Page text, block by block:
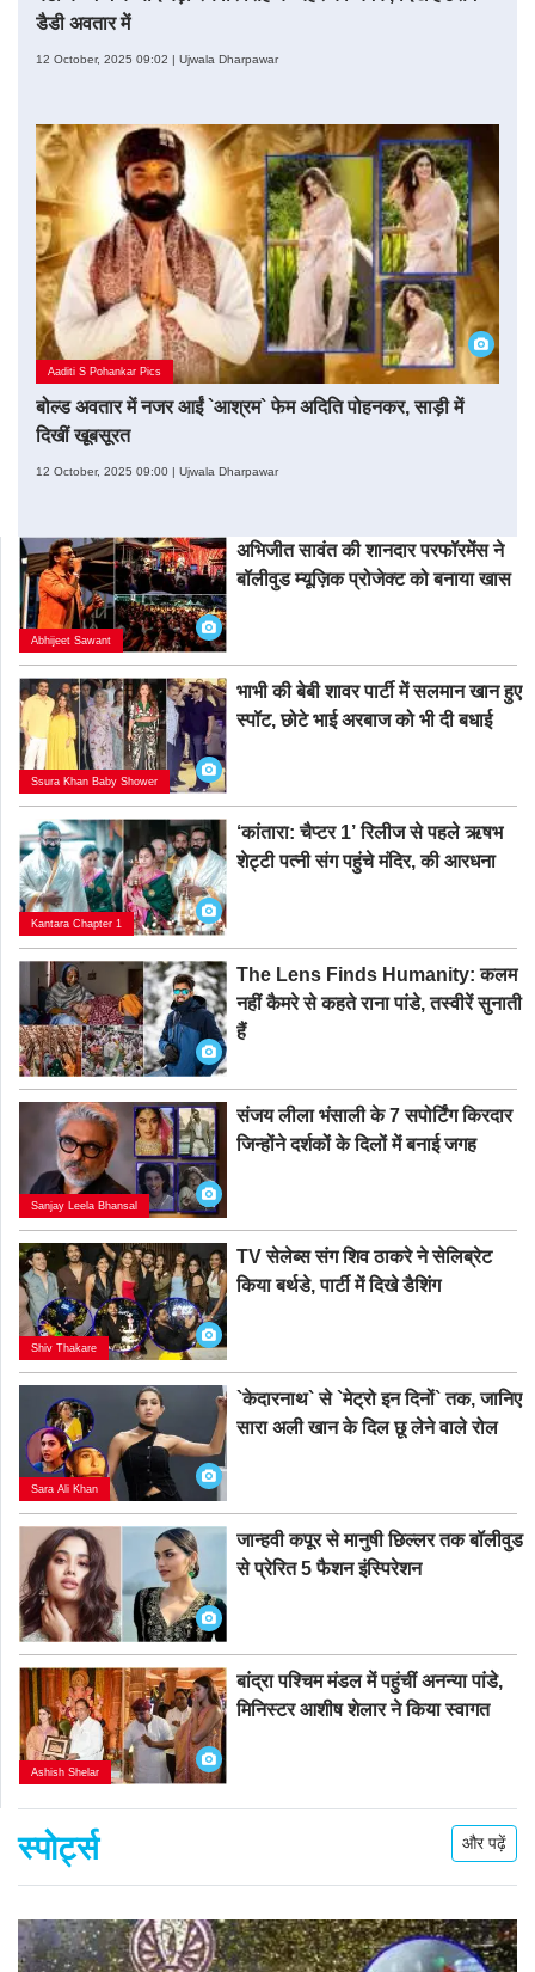
डैडी अवतार में
12 October, 2025 09:02 | Ujwala Dharpawar
Aaditi S Pohankar Pics
बोल्ड अवतार में नजर आईं `आश्रम` फेम अदिति पोहनकर, साड़ी में
दिखीं खूबसूरत
12 October, 2025 09:00 | Ujwala Dharpawar
Abhijeet Sawant
अभिजीत सावंत की शानदार परफॉरमेंस ने
बॉलीवुड म्यूज़िक प्रोजेक्ट को बनाया खास
Ssura Khan Baby Shower
भाभी की बेबी शावर पार्टी में सलमान खान हुए
स्पॉट, छोटे भाई अरबाज को भी दी बधाई
Kantara Chapter 1
‘कांतारा: चैप्टर 1’ रिलीज से पहले ऋषभ
शेट्टी पत्नी संग पहुंचे मंदिर, की आरधना
The Lens Finds Humanity: कलम
नहीं कैमरे से कहते राना पांडे, तस्वीरें सुनाती
हैं
Sanjay Leela Bhansal
संजय लीला भंसाली के 7 सपोर्टिंग किरदार
जिन्होंने दर्शकों के दिलों में बनाई जगह
Shiv Thakare
TV सेलेब्स संग शिव ठाकरे ने सेलिब्रेट
किया बर्थडे, पार्टी में दिखे डैशिंग
Sara Ali Khan
`केदारनाथ` से `मेट्रो इन दिनों` तक, जानिए
सारा अली खान के दिल छू लेने वाले रोल
जान्हवी कपूर से मानुषी छिल्लर तक बॉलीवुड
से प्रेरित 5 फैशन इंस्पिरेशन
Ashish Shelar
बांद्रा पश्चिम मंडल में पहुंचीं अनन्या पांडे,
मिनिस्टर आशीष शेलार ने किया स्वागत
स्पोर्ट्स और पढ़ें